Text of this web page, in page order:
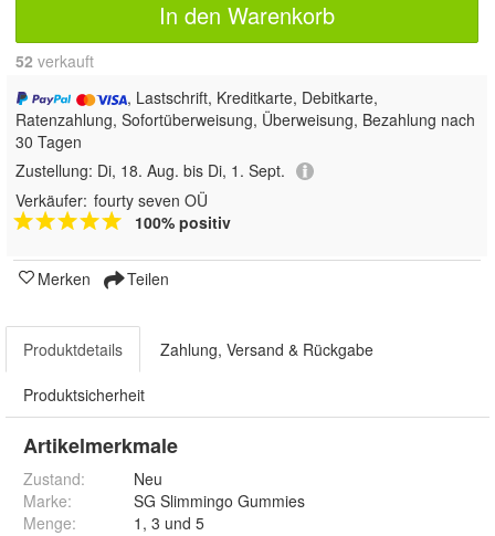
In den Warenkorb
52 verkauft
, Lastschrift, Kreditkarte, Debitkarte,
Ratenzahlung, Sofortüberweisung, Überweisung, Bezahlung nach
30 Tagen
Zustellung: Di, 18. Aug. bis Di, 1. Sept.
Verkäufer: fourty seven OÜ
100% positiv
Merken Teilen
Produktdetails Zahlung, Versand & Rückgabe
Produktsicherheit
Artikelmerkmale
Zustand:
Neu
Marke:
SG Slimmingo Gummies
Menge: 1, 3 und 5